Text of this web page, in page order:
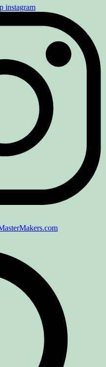
instagram